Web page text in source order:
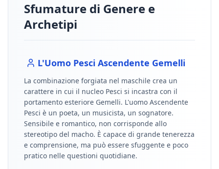
Sfumature di Genere e
Archetipi
L'Uomo Pesci Ascendente Gemelli
La combinazione forgiata nel maschile crea un
carattere in cui il nucleo Pesci si incastra con il
portamento esteriore Gemelli. L'uomo Ascendente
Pesci è un poeta, un musicista, un sognatore.
Sensibile e romantico, non corrisponde allo
stereotipo del macho. È capace di grande tenerezza
e comprensione, ma può essere sfuggente e poco
pratico nelle questioni quotidiane.